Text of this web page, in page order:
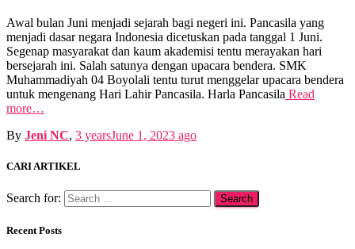
Awal bulan Juni menjadi sejarah bagi negeri ini. Pancasila yang
menjadi dasar negara Indonesia dicetuskan pada tanggal 1 Juni.
Segenap masyarakat dan kaum akademisi tentu merayakan hari
bersejarah ini. Salah satunya dengan upacara bendera. SMK
Muhammadiyah 04 Boyolali tentu turut menggelar upacara bendera
untuk mengenang Hari Lahir Pancasila. Harla Pancasila Read
more…
By Jeni NC, 3 yearsJune 1, 2023 ago
CARI ARTIKEL
Search for:
Recent Posts